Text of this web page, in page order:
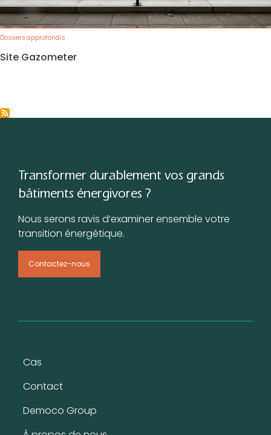
Dossiers approfondis
Site Gazometer
Pied de page
Cas
Contact
Democo Group
Transformer durablement vos grands
bâtiments énergivores ?
Nous serons ravis d’examiner ensemble votre
transition énergétique.
Contactez-nous